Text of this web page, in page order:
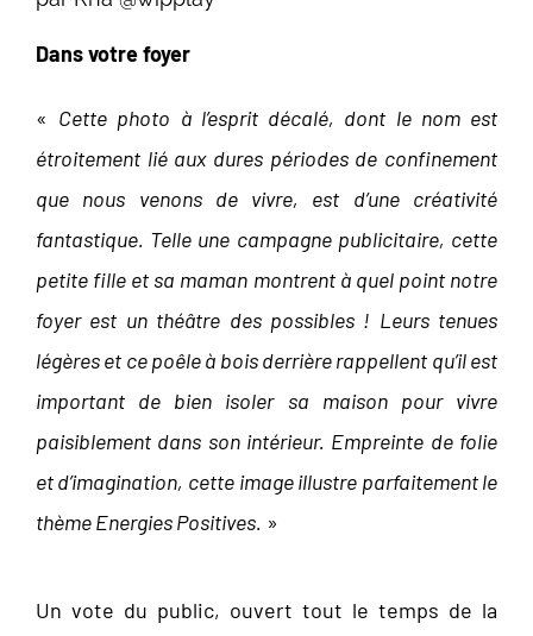
Dans votre foyer
« Cette photo à l’esprit décalé, dont le nom est
étroitement lié aux dures périodes de confinement
que nous venons de vivre, est d’une créativité
fantastique. Telle une campagne publicitaire, cette
petite fille et sa maman montrent à quel point notre
foyer est un théâtre des possibles ! Leurs tenues
légères et ce poêle à bois derrière rappellent qu’il est
important de bien isoler sa maison pour vivre
paisiblement dans son intérieur. Empreinte de folie
et d’imagination, cette image illustre parfaitement le
thème Energies Positives. »
Un vote du public, ouvert tout le temps de la